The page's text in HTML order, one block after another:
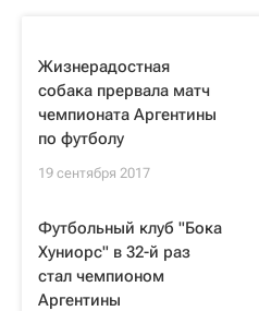
Жизнерадостная
собака прервала матч
чемпионата Аргентины
по футболу
19 сентября 2017
Футбольный клуб "Бока
Хуниорс" в 32-й раз
стал чемпионом
Аргентины